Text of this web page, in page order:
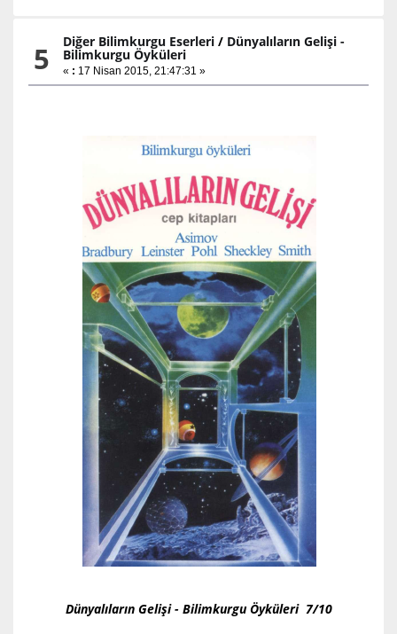
5 Diğer Bilimkurgu Eserleri / Dünyalıların Gelişi -
Bilimkurgu Öyküleri
« : 17 Nisan 2015, 21:47:31 »
Dünyalıların Gelişi - Bilimkurgu Öyküleri 7/10